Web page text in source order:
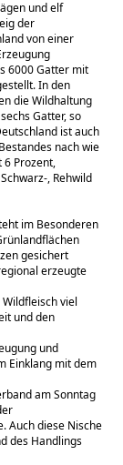
und elf
der
von einer
6000 Gatter mit
In den
die Wildhaltung
Gatter, so
ist auch
nach wie
6 Prozent,
, Rehwild
im Besonderen
gesichert
erzeugte
viel
und den
und
Einklang mit dem
am Sonntag
Auch diese Nische
des Handlings